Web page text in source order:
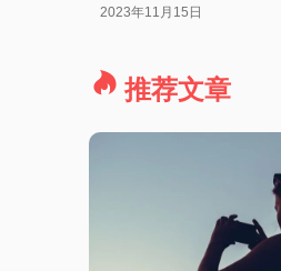
2023年11月15日
推荐文章